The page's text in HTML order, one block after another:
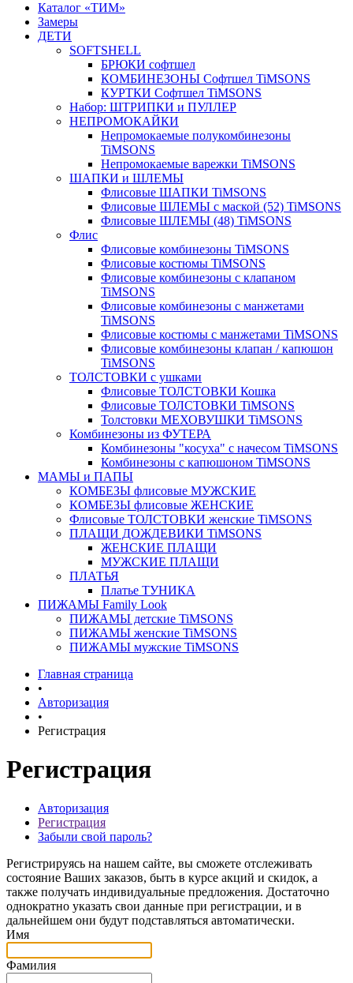
Каталог «ТИМ»
Замеры
ДЕТИ
SOFTSHELL
БРЮКИ софтшел
КОМБИНЕЗОНЫ Софтшел TiMSONS
КУРТКИ Софтшел TiMSONS
Набор: ШТРИПКИ и ПУЛЛЕР
НЕПРОМОКАЙКИ
Непромокаемые полукомбинезоны
TiMSONS
Непромокаемые варежки TiMSONS
ШАПКИ и ШЛЕМЫ
Флисовые ШАПКИ TiMSONS
Флисовые ШЛЕМЫ с маской (52) TiMSONS
Флисовые ШЛЕМЫ (48) TiMSONS
Флис
Флисовые комбинезоны TiMSONS
Флисовые костюмы TiMSONS
Флисовые комбинезоны с клапаном
TiMSONS
Флисовые комбинезоны с манжетами
TiMSONS
Флисовые костюмы с манжетами TiMSONS
Флисовые комбинезоны клапан / капюшон
TiMSONS
ТОЛСТОВКИ с ушками
Флисовые ТОЛСТОВКИ Кошка
Флисовые ТОЛСТОВКИ TiMSONS
Толстовки МЕХОВУШКИ TiMSONS
Комбинезоны из ФУТЕРА
Комбинезоны "косуха" с начесом TiMSONS
Комбинезоны с капюшоном TiMSONS
МАМЫ и ПАПЫ
КОМБЕЗЫ флисовые МУЖСКИЕ
КОМБЕЗЫ флисовые ЖЕНСКИЕ
Флисовые ТОЛСТОВКИ женские TiMSONS
ПЛАЩИ ДОЖДЕВИКИ TiMSONS
ЖЕНСКИЕ ПЛАЩИ
МУЖСКИЕ ПЛАЩИ
ПЛАТЬЯ
Платье ТУНИКА
ПИЖАМЫ Family Look
ПИЖАМЫ детские TiMSONS
ПИЖАМЫ женские TiMSONS
ПИЖАМЫ мужские TiMSONS
Главная страница
•
Авторизация
•
Регистрация
Регистрация
Авторизация
Регистрация
Забыли свой пароль?
Регистрируясь на нашем сайте, вы сможете отслеживать
состояние Ваших заказов, быть в курсе акций и скидок, а
также получать индивидуальные предложения. Достаточно
однократно указать свои данные при регистрации, и в
дальнейшем они будут подставляться автоматически.
Имя
Фамилия